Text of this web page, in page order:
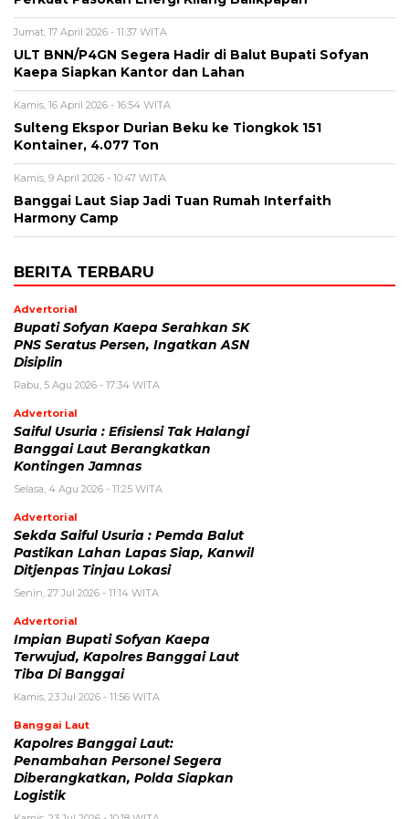
Jumat, 17 April 2026 - 11:37 WITA
ULT BNN/P4GN Segera Hadir di Balut Bupati Sofyan
Kaepa Siapkan Kantor dan Lahan
Kamis, 16 April 2026 - 16:54 WITA
Sulteng Ekspor Durian Beku ke Tiongkok 151
Kontainer, 4.077 Ton
Kamis, 9 April 2026 - 10:47 WITA
Banggai Laut Siap Jadi Tuan Rumah Interfaith
Harmony Camp
BERITA TERBARU
Advertorial
Bupati Sofyan Kaepa Serahkan SK
PNS Seratus Persen, Ingatkan ASN
Disiplin
Rabu, 5 Agu 2026 - 17:34 WITA
Advertorial
Saiful Usuria : Efisiensi Tak Halangi
Banggai Laut Berangkatkan
Kontingen Jamnas
Selasa, 4 Agu 2026 - 11:25 WITA
Advertorial
Sekda Saiful Usuria : Pemda Balut
Pastikan Lahan Lapas Siap, Kanwil
Ditjenpas Tinjau Lokasi
Senin, 27 Jul 2026 - 11:14 WITA
Advertorial
Impian Bupati Sofyan Kaepa
Terwujud, Kapolres Banggai Laut
Tiba Di Banggai
Kamis, 23 Jul 2026 - 11:56 WITA
Banggai Laut
Kapolres Banggai Laut:
Penambahan Personel Segera
Diberangkatkan, Polda Siapkan
Logistik